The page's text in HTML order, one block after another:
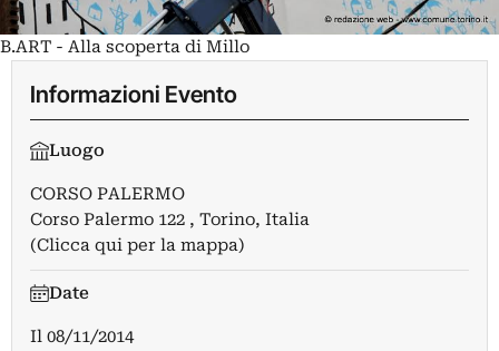
B.ART - Alla scoperta di Millo
Informazioni Evento
Luogo
CORSO PALERMO
Corso Palermo 122 , Torino, Italia
(Clicca qui per la mappa)
Date
Il 08/11/2014